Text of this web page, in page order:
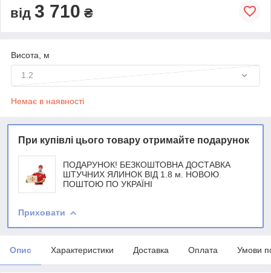
від 3 710 ₴
Висота, м
1.2
Немає в наявності
При купівлі цього товару отримайте подарунок
ПОДАРУНОК! БЕЗКОШТОВНА ДОСТАВКА
ШТУЧНИХ ЯЛИНОК ВІД 1.8 м. НОВОЮ
ПОШТОЮ ПО УКРАЇНІ
Приховати
Опис Характеристики Доставка Оплата Умови